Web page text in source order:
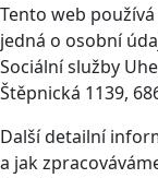
Tento web
jedná o osobní
Sociální služby
Štěpnická 1139,
Další detailní
a jak